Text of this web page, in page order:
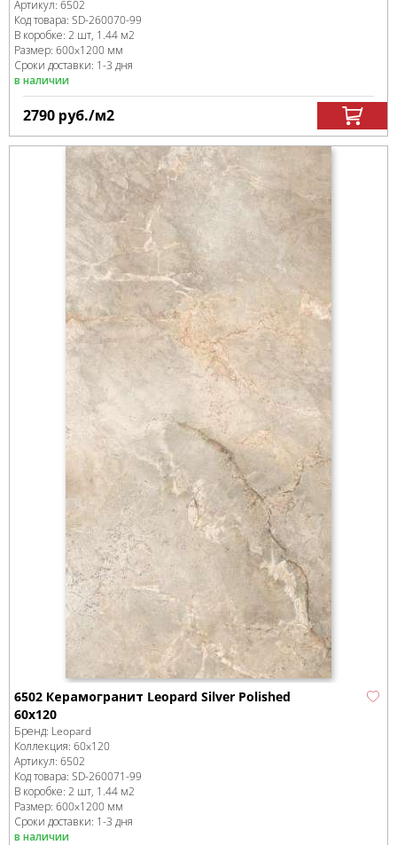
Артикул: 6502
Код товара: SD-260070-99
В коробке: 2 шт, 1.44 м2
Размер: 600x1200 мм
Сроки доставки: 1-3 дня
в наличии
2790 руб./м2
6502 Керамогранит Leopard Silver Polished
60x120
Бренд: Leopard
Коллекция: 60x120
Артикул: 6502
Код товара: SD-260071-99
В коробке: 2 шт, 1.44 м2
Размер: 600x1200 мм
Сроки доставки: 1-3 дня
в наличии